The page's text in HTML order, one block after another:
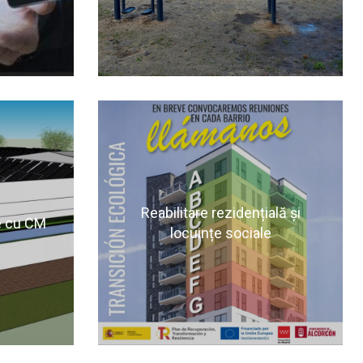
Pentru mai multe informatii
vizitati pagina urmatoare
MAI MULTE INFORMATII
cu CM
Reabilitare rezidențială și
locuințe sociale